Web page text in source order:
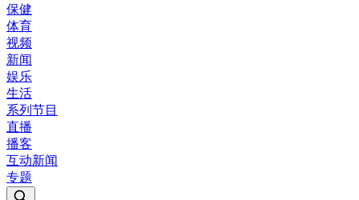
保健
体育
视频
新闻
娱乐
生活
系列节目
直播
播客
互动新闻
专题